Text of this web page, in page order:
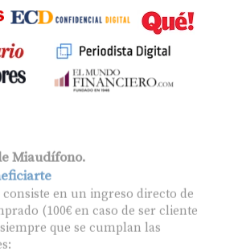
Miaudífono.
en un ingreso directo de
(100€ en caso de ser cliente
que se cumplan las